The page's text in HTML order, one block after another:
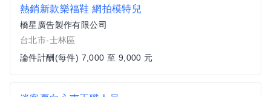
熱銷新款樂福鞋 網拍模特兒
橋星廣告製作有限公司
台北市-士林區
論件計酬(每件) 7,000 至 9,000 元